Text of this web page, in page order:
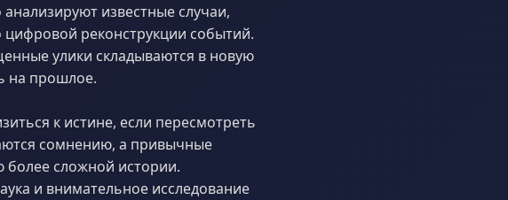
известные случаи,
реконструкции событий.
улики складываются в новую
на прошлое.
к истине, если пересмотреть
сомнению, а привычные
более сложной истории.
и внимательное исследование